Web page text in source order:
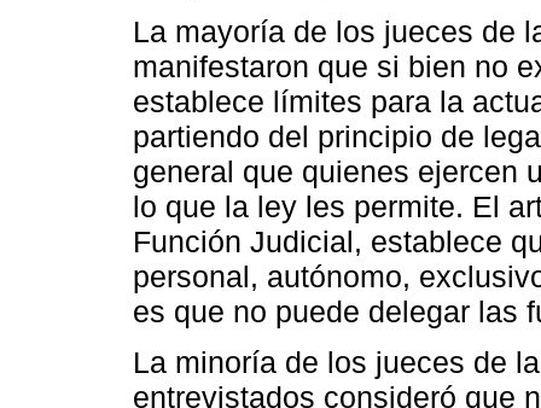
La mayoría de los jueces de
manifestaron que si bien no
establece límites para la
partiendo del principio de
general que quienes ejercen
lo que la ley les permite. El
Función Judicial, establece
personal, autónomo,
es que no puede delegar las
La minoría de los jueces de
entrevistados consideró que